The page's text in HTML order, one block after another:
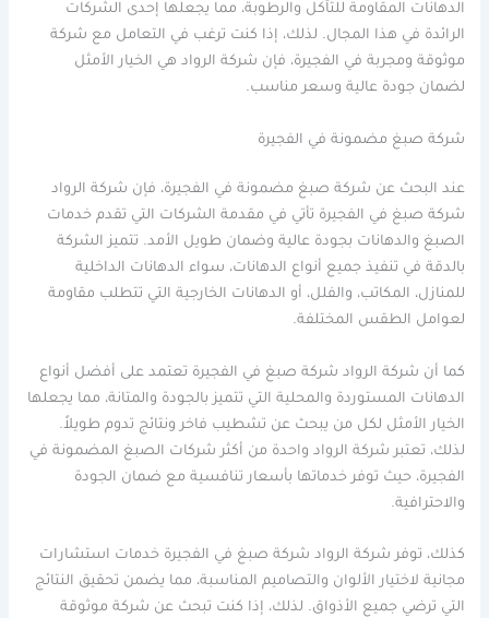
الدهانات المقاومة للتآكل والرطوبة، مما يجعلها إحدى الشركات
الرائدة في هذا المجال. لذلك، إذا كنت ترغب في التعامل مع شركة
موثوقة ومجربة في الفجيرة، فإن شركة الرواد هي الخيار الأمثل
لضمان جودة عالية وسعر مناسب.
شركة صبغ مضمونة في الفجيرة
عند البحث عن شركة صبغ مضمونة في الفجيرة، فإن شركة الرواد
شركة صبغ في الفجيرة تأتي في مقدمة الشركات التي تقدم خدمات
الصبغ والدهانات بجودة عالية وضمان طويل الأمد. تتميز الشركة
بالدقة في تنفيذ جميع أنواع الدهانات، سواء الدهانات الداخلية
للمنازل، المكاتب، والفلل، أو الدهانات الخارجية التي تتطلب مقاومة
لعوامل الطقس المختلفة.
كما أن شركة الرواد شركة صبغ في الفجيرة تعتمد على أفضل أنواع
الدهانات المستوردة والمحلية التي تتميز بالجودة والمتانة، مما يجعلها
الخيار الأمثل لكل من يبحث عن تشطيب فاخر ونتائج تدوم طويلاً.
لذلك، تعتبر شركة الرواد واحدة من أكثر شركات الصبغ المضمونة في
الفجيرة، حيث توفر خدماتها بأسعار تنافسية مع ضمان الجودة
والاحترافية.
كذلك، توفر شركة الرواد شركة صبغ في الفجيرة خدمات استشارات
مجانية لاختيار الألوان والتصاميم المناسبة، مما يضمن تحقيق النتائج
التي ترضي جميع الأذواق. لذلك، إذا كنت تبحث عن شركة موثوقة